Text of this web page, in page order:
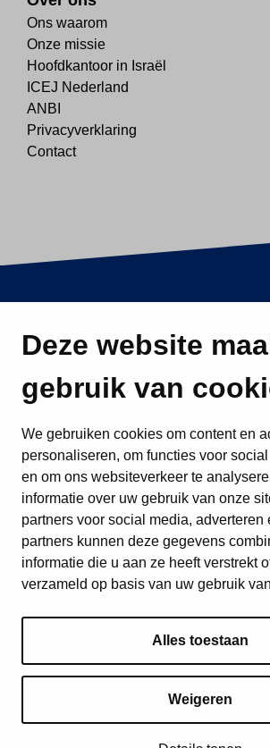
Deze website
gebruik van
We gebruiken cookies om content en
personaliseren, om functies voor
en om ons websiteverkeer te
informatie over uw gebruik van onze
partners voor social media, adverteren
partners kunnen deze gegevens
informatie die u aan ze heeft verstrekt
verzameld op basis van uw gebruik
Alles toestaan
Weigeren
Ons waarom
Onze missie
Hoofdkantoor in Israël
ICEJ Nederland
ANBI
Privacyverklaring
Contact